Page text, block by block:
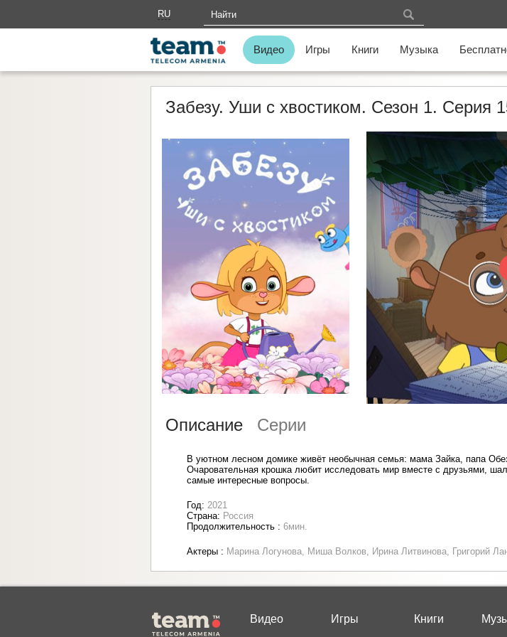
RU
AM
Видео Игры Книги Музыка
Забезу. Уши с хвостиком. Сезон 1. Серия
Описание Серии
В уютном лесном домике живёт необычная семья: мама Зайка, папа
Очаровательная крошка любит исследовать мир вместе с друзьями,
самые интересные вопросы.
Год: 2021
Страна: Россия
Продолжительность : 6мин.
Актеры : Марина Логунова, Миша Волков, Ирина Литвинова, Григорий
Видео Игры Книги